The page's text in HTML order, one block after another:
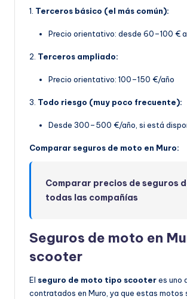
1. Terceros básico (el más común):
Precio orientativo: desde 60–100 €
2. Terceros ampliado:
Precio orientativo: 100–150 €/año
3. Todo riesgo (muy poco frecuente):
Desde 300–500 €/año, si está
Comparar seguros de moto en Muro:
Comparar precios de seguros
todas las compañías
Seguros de moto en
scooter
El seguro de moto tipo scooteres uno
contratados en Muro, ya que estas motos